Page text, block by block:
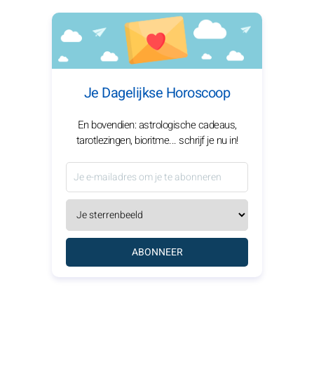
Je Dagelijkse Horoscoop
En bovendien: astrologische cadeaus,
tarotlezingen, bioritme... schrijf je nu in!
ABONNEER